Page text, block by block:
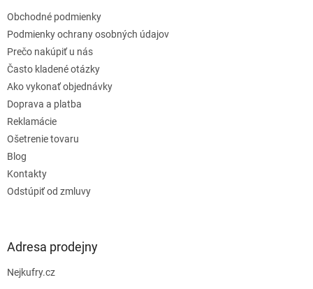
Obchodné podmienky
Podmienky ochrany osobných údajov
Prečo nakúpiť u nás
Často kladené otázky
Ako vykonať objednávky
Doprava a platba
Reklamácie
Ošetrenie tovaru
Blog
Kontakty
Odstúpiť od zmluvy
Adresa prodejny
Nejkufry.cz